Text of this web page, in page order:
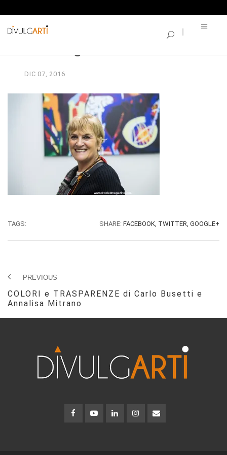
DIC 07, 2016
TAGS: SHARE: FACEBOOK, TWITTER, GOOGLE+
PREVIOUS
COLORI e TRASPARENZE di Carlo Busetti e
Annalisa Mitrano